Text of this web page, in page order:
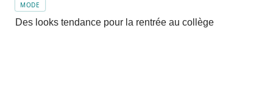
MODE
Des looks tendance pour la rentrée au collège